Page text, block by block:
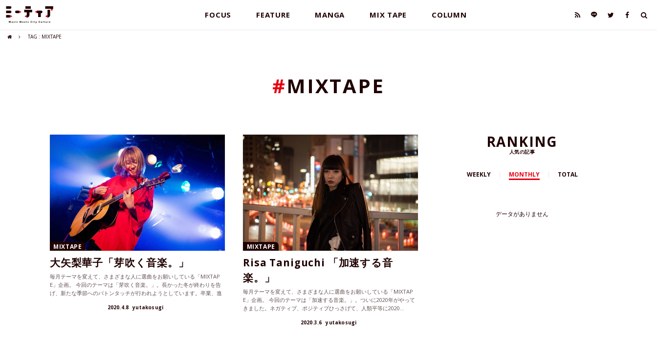
FOCUS FEATURE MANGA MIX TAPE COLUMN
TAG : MIXTAPE
#MIXTAPE
MIXTAPE
大矢梨華子「芽吹く音楽。」
毎月テーマを変えて、さまざまな人に選曲をお願いしている「MIXTAP
E」企画。 今回のテーマは「芽吹く音楽。」。長かった冬が終わりを告
げ、新たな季節へのバトンタッチが行われようとしています。卒業、進
2020.4.8 yutakosugi
MIXTAPE
Risa Taniguchi 「加速する音
楽。」
毎月テーマを変えて、さまざまな人に選曲をお願いしている「MIXTAP
E」企画。 今回のテーマは「加速する音楽。」。ついに2020年がやって
きました。ネガティブ、ポジティブひっさげて、人類平等に2020...
2020.3.6 yutakosugi
RANKING
人気の記事
WEEKLY MONTHLY TOTAL
データがありません